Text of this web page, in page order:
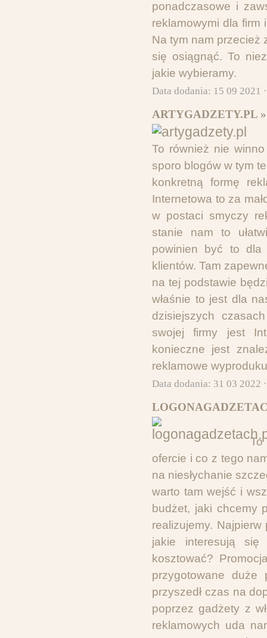
ponadczasowe i
reklamowymi dla
Na tym nam przecież
się osiągnąć. To
jakie wybieramy.
Data dodania: 15 09 2021
ARTYGADZETY.PL »
To również nie
sporo blogów w tym
konkretną formę
Internetowa to za
w postaci smyczy
stanie nam to
powinien być to
klientów. Tam
na tej podstawie
właśnie to jest dla
dzisiejszych
swojej firmy jest
konieczne jest
reklamowe
Data dodania: 31 03 2022
To
ofercie i co z tego
na niesłychanie
warto tam wejść i
budżet, jaki chcemy
realizujemy.
jakie interesują
kosztować?
przygotowane duże
przyszedł czas na
poprzez gadżety z
reklamowych uda